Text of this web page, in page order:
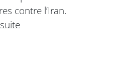
contre l’Iran.